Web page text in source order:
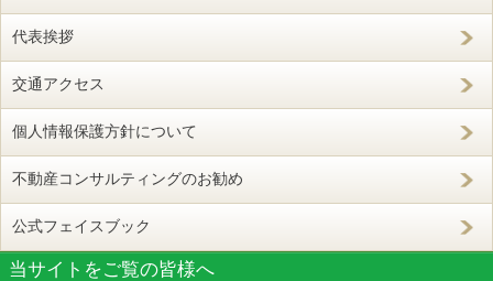
代表挨拶
交通アクセス
個人情報保護方針について
不動産コンサルティングのお勧め
公式フェイスブック
当サイトをご覧の皆様へ